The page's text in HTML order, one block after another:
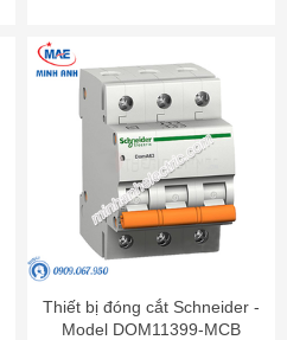
Thiết bị đóng cắt Schneider -
Model DOM11399-MCB